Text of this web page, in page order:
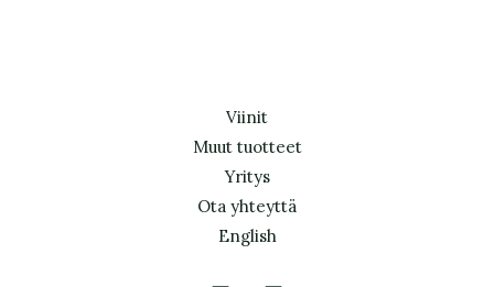
Viinit
Muut tuotteet
Yritys
Ota yhteyttä
English